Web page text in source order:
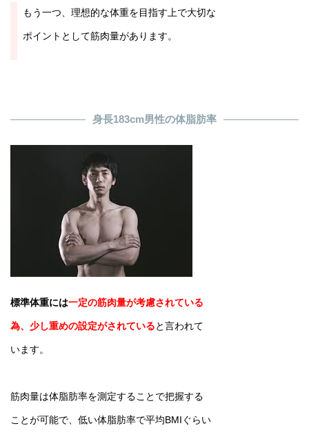
もう一つ、理想的な体重を目指す上で大切な
ポイントとして筋肉量があります。
身長183cm男性の体脂肪率
標準体重には一定の筋肉量が考慮されている
為、少し重めの設定がされていると言われて
います。
筋肉量は体脂肪率を測定することで把握する
ことが可能で、低い体脂肪率で平均BMIぐらい